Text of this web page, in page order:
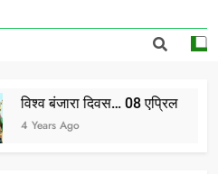
बंजारा दिवस… 08 एप्रिल
Ago